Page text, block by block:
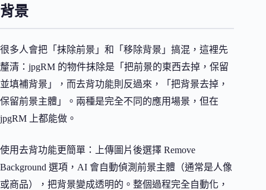
背景
很多人會把「抹除前景」和「移除背景」搞混，這裡先
釐清：jpgRM 的物件抹除是「把前景的東西去掉，保留
並填補背景」，而去背功能則反過來，「把背景去掉，
保留前景主體」。兩種是完全不同的應用場景，但在
jpgRM 上都能做。
使用去背功能更簡單：上傳圖片後選擇 Remove
Background 選項，AI 會自動偵測前景主體（通常是人像
或商品），把背景變成透明的。整個過程完全自動化，